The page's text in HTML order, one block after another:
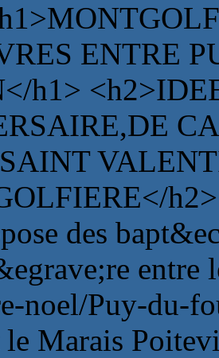
ENTRE
h1>
des
entre
noel/Puy-du-
Marais